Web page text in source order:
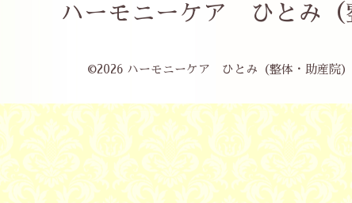
ハーモニーケア ひとみ（
©2026 ハーモニーケア ひとみ（整体・助産院）